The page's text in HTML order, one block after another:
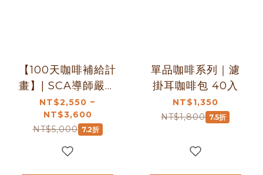
【100天咖啡補給計
畫】| SCA導師嚴選
精品濾掛咖啡組
(100入)｜暖窩咖啡
NT$2,550 ~
NT$3,600
NT$5,000 7.2折
單品咖啡系列｜濾
掛耳咖啡包 40入
NT$1,350
NT$1,800 7.5折